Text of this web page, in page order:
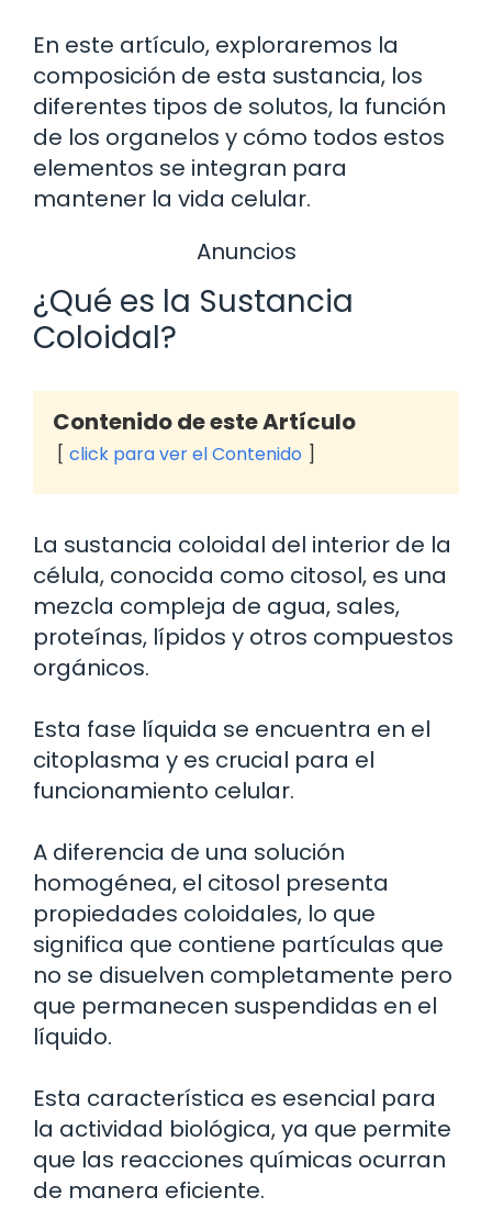
En este artículo, exploraremos la
composición de esta sustancia, los
diferentes tipos de solutos, la función
de los organelos y cómo todos estos
elementos se integran para
mantener la vida celular.
Anuncios
¿Qué es la Sustancia
Coloidal?
Contenido de este Artículo
click para ver el Contenido
La sustancia coloidal del interior de la
célula, conocida como citosol, es una
mezcla compleja de agua, sales,
proteínas, lípidos y otros compuestos
orgánicos.
Esta fase líquida se encuentra en el
citoplasma y es crucial para el
funcionamiento celular.
A diferencia de una solución
homogénea, el citosol presenta
propiedades coloidales, lo que
significa que contiene partículas que
no se disuelven completamente pero
que permanecen suspendidas en el
líquido.
Esta característica es esencial para
la actividad biológica, ya que permite
que las reacciones químicas ocurran
de manera eficiente.